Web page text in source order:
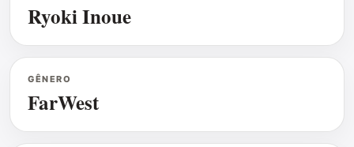
Ryoki Inoue
GÊNERO
FarWest